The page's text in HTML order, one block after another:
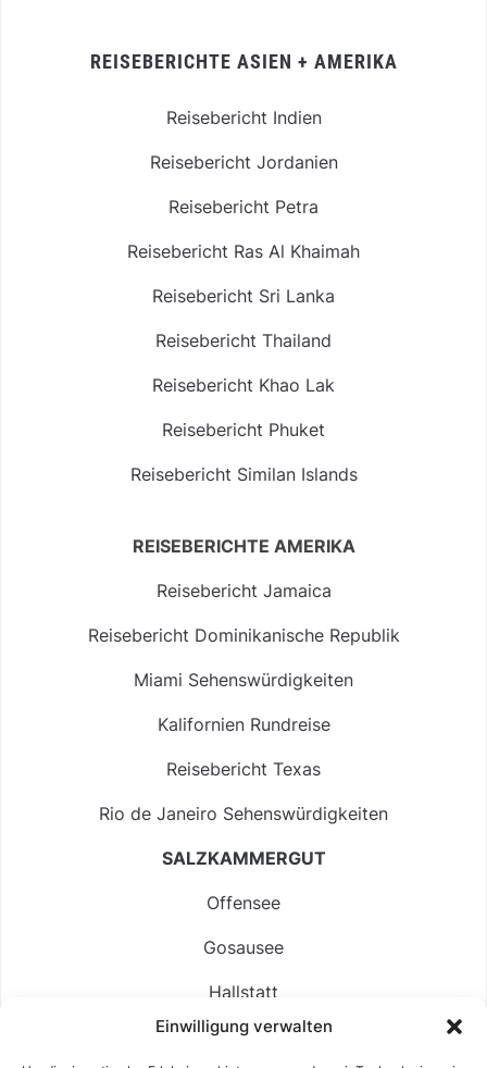
Einwilligung verwalten
REISEBERICHTE ASIEN + AMERIKA
Reisebericht Indien
Reisebericht Jordanien
Reisebericht Petra
Reisebericht Ras Al Khaimah
Reisebericht Sri Lanka
Reisebericht Thailand
Reisebericht Khao Lak
Reisebericht Phuket
Reisebericht Similan Islands
REISEBERICHTE AMERIKA
Reisebericht Jamaica
Reisebericht Dominikanische Republik
Miami Sehenswürdigkeiten
Kalifornien Rundreise
Reisebericht Texas
Rio de Janeiro Sehenswürdigkeiten
SALZKAMMERGUT
Offensee
Gosausee
Hallstatt
Langbathsee